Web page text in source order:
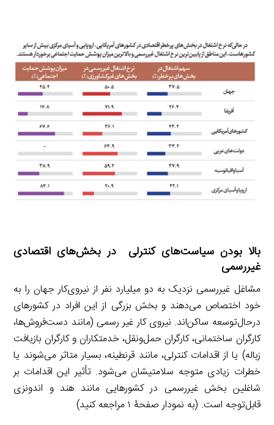
بالا بودن سیاست‌های کنترلی در بخش‌های اقتصادی
غیررسمی
مشاغل غیررسمی نزدیک به دو میلیارد نفر از نیروی‌کار جهان را به
خود اختصاص می‌دهند و بخش بزرگی از این افراد در کشورهای
درحال‌توسعه ساکن‌اند. نیروی کار غیر رسمی (مانند دست‌فروش‌ها،
کارگران ساختمانی، کارگران حمل‌ونقل، خدمتکاران و کارگران بازیافت
زباله) یا از اقدامات کنترلی، مانند قرنطینه، بسیار متاثر می‌شوند یا
خطرات زیادی متوجه سلامتیشان می‌شود. تأثیر این اقدامات بر
شاغلین بخش غیررسمی در کشورهایی مانند هند و اندونزی
قابل‌توجه است. (به نمودار صفحۀ ۱ مراجعه کنید)